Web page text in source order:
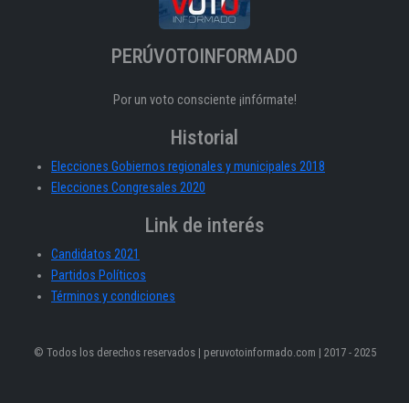
PERÚVOTOINFORMADO
Por un voto consciente ¡infórmate!
Historial
Elecciones Gobiernos regionales y municipales 2018
Elecciones Congresales 2020
Link de interés
Candidatos 2021
Partidos Políticos
Términos y condiciones
© Todos los derechos reservados | peruvotoinformado.com | 2017 - 2025